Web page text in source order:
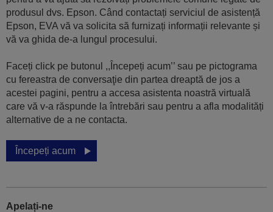
produsul dvs. Epson. Când contactați serviciul de asistență
Epson, EVA vă va solicita să furnizați informații relevante și
vă va ghida de-a lungul procesului.
Faceți click pe butonul ,,Începeți acum’’ sau pe pictograma
cu fereastra de conversaţie din partea dreaptă de jos a
acestei pagini, pentru a accesa asistenta noastră virtuală
care vă v-a răspunde la întrebări sau pentru a afla modalități
alternative de a ne contacta.
Începeți acum
Apelați-ne